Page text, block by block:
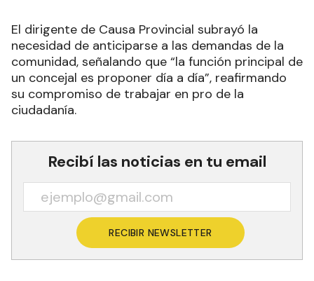
El dirigente de Causa Provincial subrayó la
necesidad de anticiparse a las demandas de la
comunidad, señalando que “la función principal de
un concejal es proponer día a día”, reafirmando
su compromiso de trabajar en pro de la
ciudadanía.
Recibí las noticias en tu email
RECIBIR NEWSLETTER